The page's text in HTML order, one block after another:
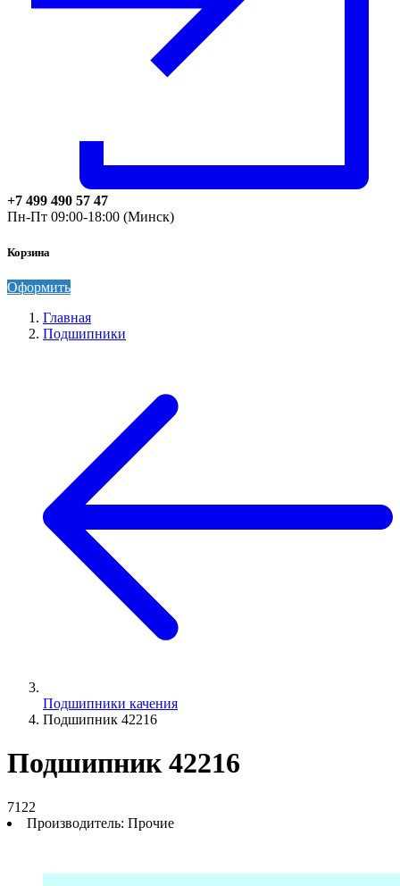
+7 499 490 57 47
Пн-Пт 09:00-18:00 (Минск)
Корзина
Оформить
Главная
Подшипники
Подшипники качения
Подшипник 42216
Подшипник 42216
7122
Производитель: Прочие